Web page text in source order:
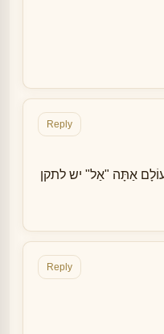
Reply
אַתָּה "אַל" יש לתקן
Reply